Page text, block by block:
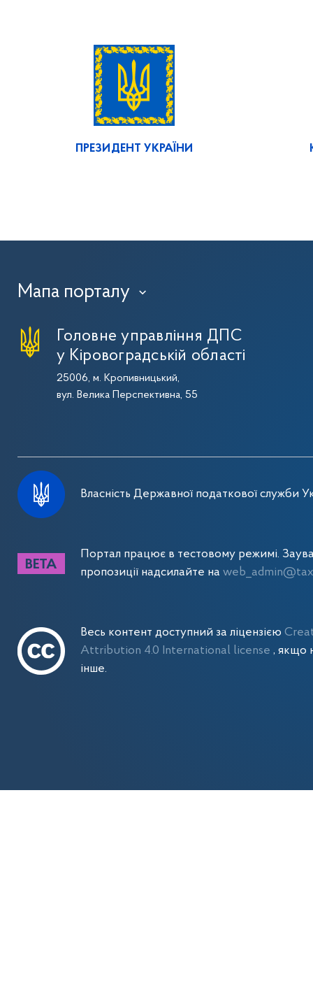
ПРЕЗИДЕНТ УКРАЇНИ
Мапа порталу ›
Головне управління ДПС
у Кіровоградській області
25006, м. Кропивницький,
вул. Велика Перспективна, 55
Власність Державної податкової служби
Портал працює в тестовому режимі.
пропозиції надсилайте на
Весь контент доступний за ліцензією
Attribution 4.0 International license , якщо
інше.